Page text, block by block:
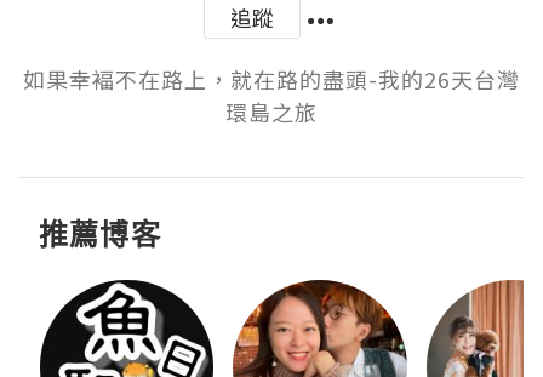
追蹤
如果幸褔不在路上，就在路的盡頭-我的26天台灣
環島之旅
推薦博客